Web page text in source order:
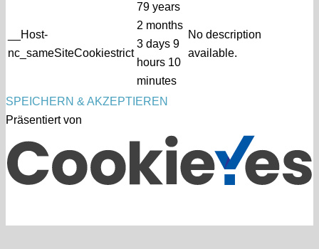
__Host-
nc_sameSiteCookiestrict
79 years
2 months
3 days 9
hours 10
minutes
No description
available.
SPEICHERN & AKZEPTIEREN
Präsentiert von